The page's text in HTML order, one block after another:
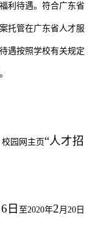
利待遇。符合广东省
托管在广东省人才服
遇按照学校有关规定
校园网主页“人才招
日 至2020年2 月20 日